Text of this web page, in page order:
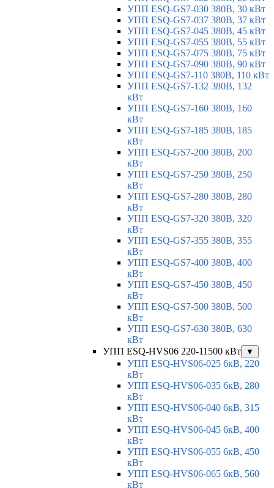
УПП ESQ-GS7-030 380В, 30 кВт
УПП ESQ-GS7-037 380В, 37 кВт
УПП ESQ-GS7-045 380В, 45 кВт
УПП ESQ-GS7-055 380В, 55 кВт
УПП ESQ-GS7-075 380В, 75 кВт
УПП ESQ-GS7-090 380В, 90 кВт
УПП ESQ-GS7-110 380В, 110 кВт
УПП ESQ-GS7-132 380В, 132
кВт
УПП ESQ-GS7-160 380В, 160
кВт
УПП ESQ-GS7-185 380В, 185
кВт
УПП ESQ-GS7-200 380В, 200
кВт
УПП ESQ-GS7-250 380В, 250
кВт
УПП ESQ-GS7-280 380В, 280
кВт
УПП ESQ-GS7-320 380В, 320
кВт
УПП ESQ-GS7-355 380В, 355
кВт
УПП ESQ-GS7-400 380В, 400
кВт
УПП ESQ-GS7-450 380В, 450
кВт
УПП ESQ-GS7-500 380В, 500
кВт
УПП ESQ-GS7-630 380В, 630
кВт
УПП ESQ-HVS06 220-11500 кВт
▼
УПП ESQ-HVS06-025 6кВ, 220
кВт
УПП ESQ-HVS06-035 6кВ, 280
кВт
УПП ESQ-HVS06-040 6кВ, 315
кВт
УПП ESQ-HVS06-045 6кВ, 400
кВт
УПП ESQ-HVS06-055 6кВ, 450
кВт
УПП ESQ-HVS06-065 6кВ, 560
кВт